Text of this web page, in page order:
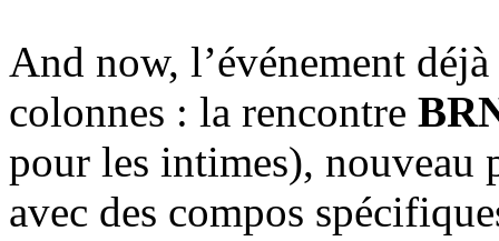
And now, l’événement
colonnes : la rencontre
pour les intimes), nouveau
avec des compos